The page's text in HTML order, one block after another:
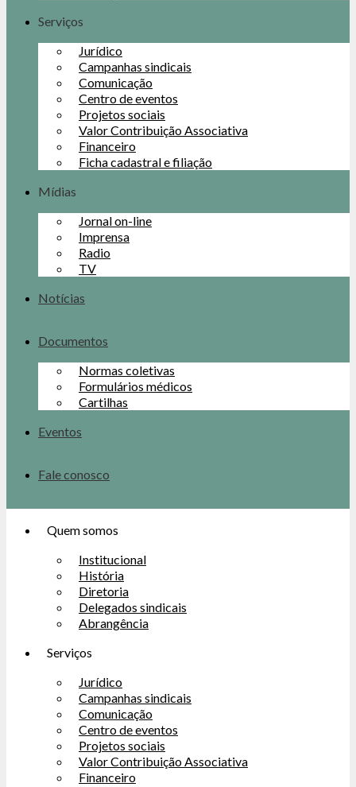
Serviços
Jurídico
Campanhas sindicais
Comunicação
Centro de eventos
Projetos sociais
Valor Contribuição Associativa
Financeiro
Ficha cadastral e filiação
Mídias
Jornal on-line
Imprensa
Radio
TV
Notícias
Documentos
Normas coletivas
Formulários médicos
Cartilhas
Eventos
Fale conosco
Quem somos
Institucional
História
Diretoria
Delegados sindicais
Abrangência
Serviços
Jurídico
Campanhas sindicais
Comunicação
Centro de eventos
Projetos sociais
Valor Contribuição Associativa
Financeiro